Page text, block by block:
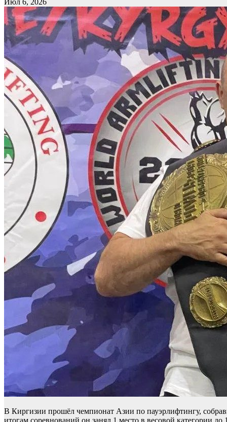
В Киргизии прошёл чемпионат Азии по пауэрлифтингу,
итогам соревнований он занял 1 место в весовой категории